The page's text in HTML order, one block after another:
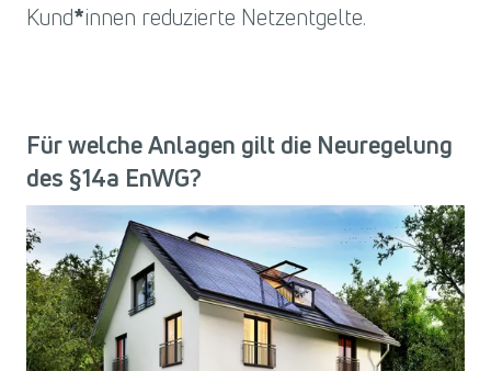
Kund innen reduzierte Netzentgelte.
Für welche Anlagen gilt die Neuregelung
des §14a EnWG?